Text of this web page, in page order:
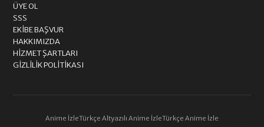
ÜYE OL
SSS
EKIBE BAŞVUR
HAKKIMIZDA
HIZMET ŞARTLARI
GIZLILIK POLITIKASI
Anime İzleTürkçe Altyazılı Anime İzleTürkçe Anime İzle